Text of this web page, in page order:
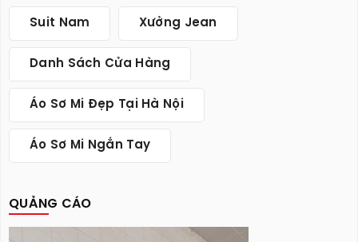
Suit Nam Xưởng Jean
Danh Sách Cửa Hàng
Áo Sơ Mi Đẹp Tại Hà Nội
Áo Sơ Mi Ngắn Tay
QUẢNG CÁO